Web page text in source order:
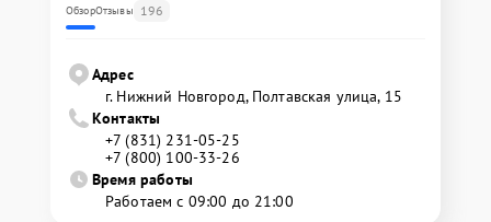
ОбзорОтзывы 196
Адрес
г. Нижний Новгород, Полтавская улица, 15
Контакты
+7 (831) 231-05-25
+7 (800) 100-33-26
Время работы
Работаем с 09:00 до 21:00